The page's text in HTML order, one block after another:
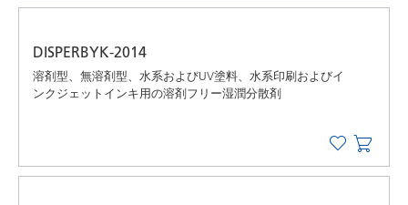
DISPERBYK-2014
溶剤型、無溶剤型、水系およびUV塗料、水系印刷およびイ
ンクジェットインキ用の溶剤フリー湿潤分散剤